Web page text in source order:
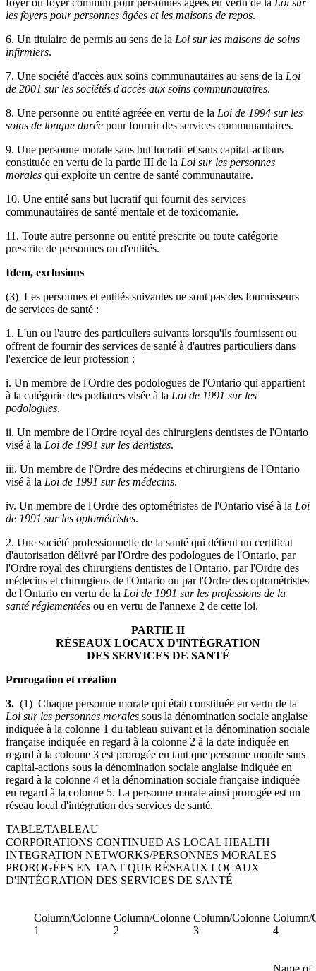
les foyers pour personnes âgées et les maisons de repos.
6. Un titulaire de permis au sens de la Loi sur les maisons de soins
infirmiers.
7. Une société d'accès aux soins communautaires au sens de la Loi
de 2001 sur les sociétés d'accès aux soins communautaires.
8. Une personne ou entité agréée en vertu de la Loi de 1994 sur les
soins de longue durée pour fournir des services communautaires.
9. Une personne morale sans but lucratif et sans capital-actions
constituée en vertu de la partie III de la Loi sur les personnes
morales qui exploite un centre de santé communautaire.
10. Une entité sans but lucratif qui fournit des services
communautaires de santé mentale et de toxicomanie.
11. Toute autre personne ou entité prescrite ou toute catégorie
prescrite de personnes ou d'entités.
Idem, exclusions
(3) Les personnes et entités suivantes ne sont pas des fournisseurs
de services de santé :
1. L'un ou l'autre des particuliers suivants lorsqu'ils fournissent ou
offrent de fournir des services de santé à d'autres particuliers dans
l'exercice de leur profession :
i. Un membre de l'Ordre des podologues de l'Ontario qui appartient
à la catégorie des podiatres visée à la Loi de 1991 sur les
podologues.
ii. Un membre de l'Ordre royal des chirurgiens dentistes de l'Ontario
visé à la Loi de 1991 sur les dentistes.
iii. Un membre de l'Ordre des médecins et chirurgiens de l'Ontario
visé à la Loi de 1991 sur les médecins.
iv. Un membre de l'Ordre des optométristes de l'Ontario visé à la Loi
de 1991 sur les optométristes.
2. Une société professionnelle de la santé qui détient un certificat
d'autorisation délivré par l'Ordre des podologues de l'Ontario, par
l'Ordre royal des chirurgiens dentistes de l'Ontario, par l'Ordre des
médecins et chirurgiens de l'Ontario ou par l'Ordre des optométristes
de l'Ontario en vertu de la Loi de 1991 sur les professions de la
santé réglementées ou en vertu de l'annexe 2 de cette loi.
PARTIE II
RÉSEAUX LOCAUX D'INTÉGRATION
DES SERVICES DE SANTÉ
Prorogation et création
3. (1) Chaque personne morale qui était constituée en vertu de la
Loi sur les personnes morales sous la dénomination sociale anglaise
indiquée à la colonne 1 du tableau suivant et la dénomination sociale
française indiquée en regard à la colonne 2 à la date indiquée en
regard à la colonne 3 est prorogée en tant que personne morale sans
capital-actions sous la dénomination sociale anglaise indiquée en
regard à la colonne 4 et la dénomination sociale française indiquée
en regard à la colonne 5. La personne morale ainsi prorogée est un
réseau local d'intégration des services de santé.
TABLE/TABLEAU
CORPORATIONS CONTINUED AS LOCAL HEALTH
INTEGRATION NETWORKS/PERSONNES MORALES
PROROGÉES EN TANT QUE RÉSEAUX LOCAUX
D'INTÉGRATION DES SERVICES DE SANTÉ
Column/Colonne
1
Column/Colonne
2
Column/Colonne
3
Column/
4
Name of